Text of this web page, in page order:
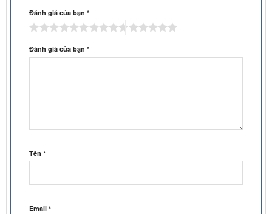
Đánh giá của bạn *
Đánh giá của bạn *
Tên *
Email *